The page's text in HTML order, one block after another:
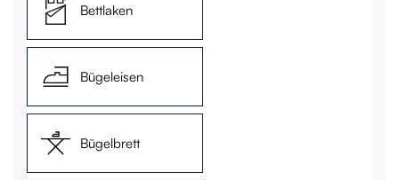
Bettlaken
Bügeleisen
Bügelbrett